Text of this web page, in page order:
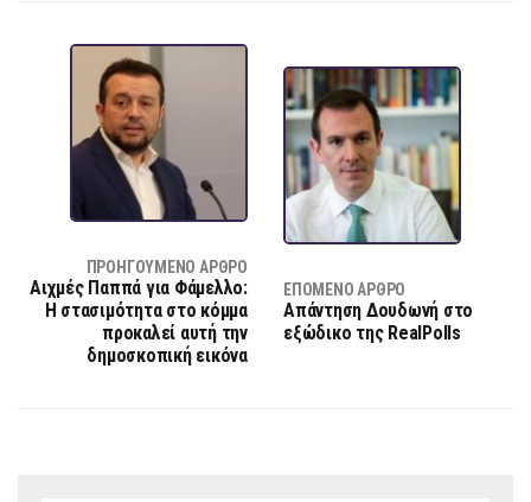
ΠΡΟΗΓΟΎΜΕΝΟ ΆΡΘΡΟ
Αιχμές Παππά για Φάμελλο:
Η στασιμότητα στο κόμμα
προκαλεί αυτή την
δημοσκοπική εικόνα
ΕΠΌΜΕΝΟ ΆΡΘΡΟ
Απάντηση Δουδωνή στο
εξώδικο της RealPolls